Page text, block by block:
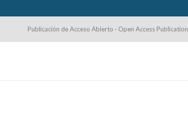
Publicación de Acceso Abierto · Open Access Publication